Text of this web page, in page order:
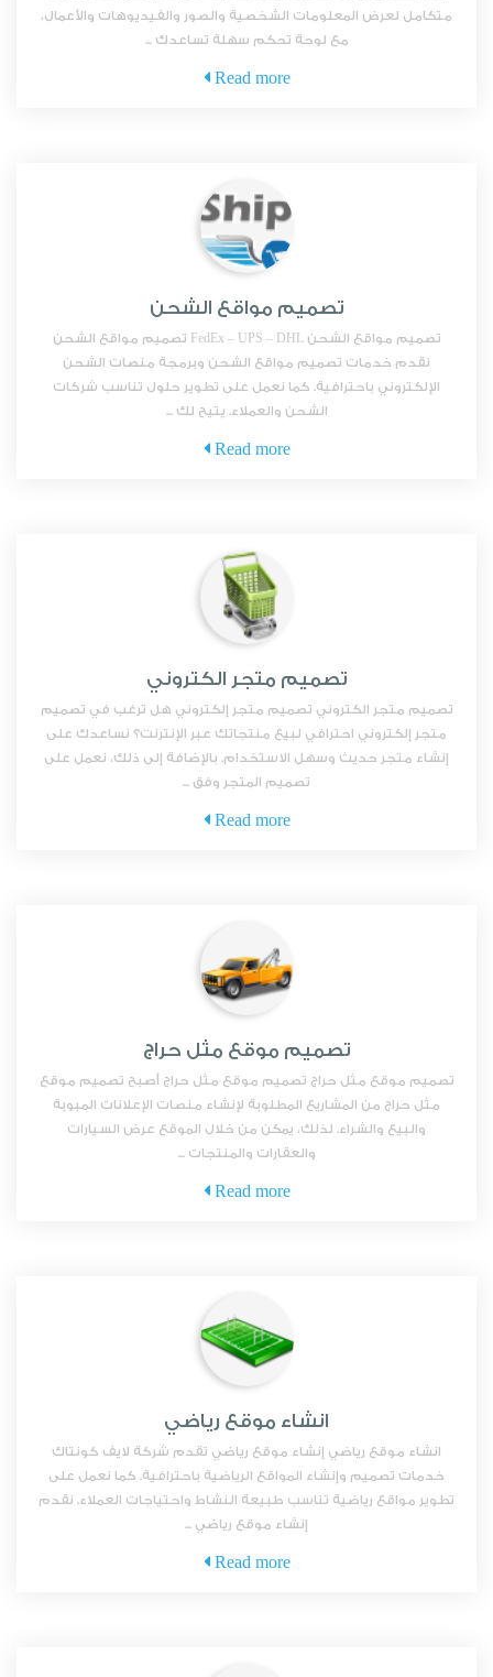
متكامل لعرض المعلومات الشخصية والصور والفيديوهات والأعمال،
مع لوحة تحكم سهلة تساعدك ...
Read more
تصميم مواقع الشحن
تصميم مواقع الشحن FedEx – UPS – DHL تصميم مواقع الشحن
نقدم خدمات تصميم مواقع الشحن وبرمجة منصات الشحن
الإلكتروني باحترافية. كما نعمل على تطوير حلول تناسب شركات
الشحن والعملاء. يتيح لك ...
Read more
تصميم متجر الكتروني
تصميم متجر الكتروني تصميم متجر إلكتروني هل ترغب في تصميم
متجر إلكتروني احترافي لبيع منتجاتك عبر الإنترنت؟ نساعدك على
إنشاء متجر حديث وسهل الاستخدام. بالإضافة إلى ذلك، نعمل على
تصميم المتجر وفق ...
Read more
تصميم موقع مثل حراج
تصميم موقع مثل حراج تصميم موقع مثل حراج أصبح تصميم موقع
مثل حراج من المشاريع المطلوبة لإنشاء منصات الإعلانات المبوبة
والبيع والشراء. لذلك، يمكن من خلال الموقع عرض السيارات
والعقارات والمنتجات ...
Read more
انشاء موقع رياضي
انشاء موقع رياضي إنشاء موقع رياضي تقدم شركة لايف كونتاك
خدمات تصميم وإنشاء المواقع الرياضية باحترافية. كما نعمل على
تطوير مواقع رياضية تناسب طبيعة النشاط واحتياجات العملاء. نقدم
إنشاء موقع رياضي ...
Read more